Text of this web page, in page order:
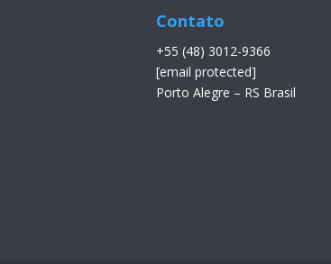
Contato
+55 (48) 3012-9366
[email protected]
Porto Alegre – RS Brasil